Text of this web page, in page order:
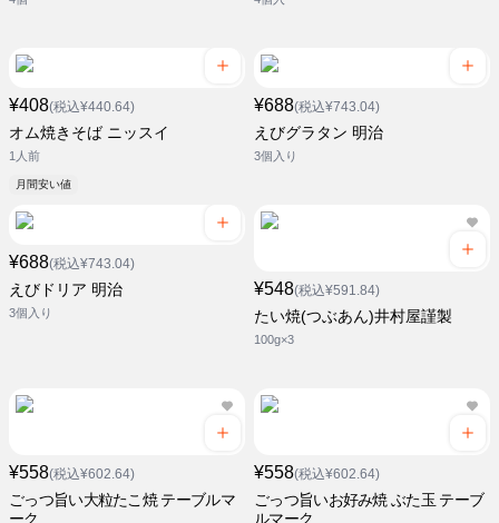
¥408(税込¥440.64)
オム焼きそば ニッスイ
1人前
月間安い値
¥688(税込¥743.04)
えびグラタン 明治
3個入り
¥688(税込¥743.04)
えびドリア 明治
3個入り
¥548(税込¥591.84)
たい焼(つぶあん)井村屋謹製
100g×3
¥558(税込¥602.64)
ごっつ旨い大粒たこ焼 テーブルマ
ーク
¥558(税込¥602.64)
ごっつ旨いお好み焼 ぶた玉 テーブ
ルマーク